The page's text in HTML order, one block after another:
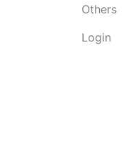
Others
Login